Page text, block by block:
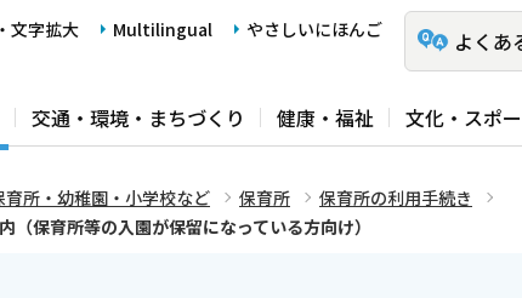
文字拡大 Multilingual やさしいにほんご よくあ
交通・環境・まちづくり 健康・福祉 文化・スポ
育所・幼稚園・小学校など 保育所
保育所の利用手続き
保育所等の入園が保留になっている方向け）